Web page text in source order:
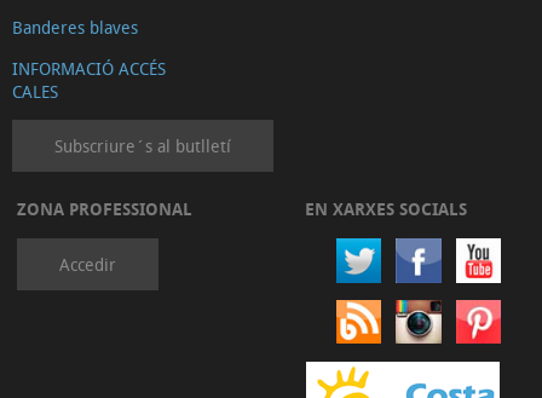
Banderes blaves
INFORMACIÓ ACCÉS
CALES
Subscriure´s al butlletí
ZONA PROFESSIONAL
Accedir
EN XARXES SOCIALS